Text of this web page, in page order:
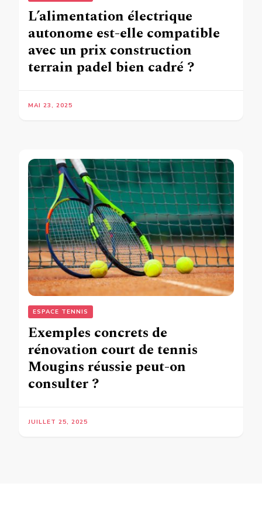
L’alimentation électrique
autonome est-elle compatible
avec un prix construction
terrain padel bien cadré ?
MAI 23, 2025
ESPACE TENNIS
Exemples concrets de
rénovation court de tennis
Mougins réussie peut-on
consulter ?
JUILLET 25, 2025